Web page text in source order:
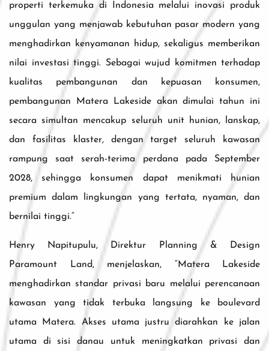
properti terkemuka di Indonesia melalui inovasi produk
unggulan yang menjawab kebutuhan pasar modern yang
menghadirkan kenyamanan hidup, sekaligus memberikan
nilai investasi tinggi. Sebagai wujud komitmen terhadap
kualitas pembangunan dan kepuasan konsumen,
pembangunan Matera Lakeside akan dimulai tahun ini
secara simultan mencakup seluruh unit hunian, lanskap,
dan fasilitas klaster, dengan target seluruh kawasan
rampung saat serah-terima perdana pada September
2028, sehingga konsumen dapat menikmati hunian
premium dalam lingkungan yang tertata, nyaman, dan
bernilai tinggi.”
Henry Napitupulu, Direktur Planning & Design
Paramount Land, menjelaskan, “Matera Lakeside
menghadirkan standar privasi baru melalui perencanaan
kawasan yang tidak terbuka langsung ke boulevard
utama Matera. Akses utama justru diarahkan ke jalan
utama di sisi danau untuk meningkatkan privasi dan